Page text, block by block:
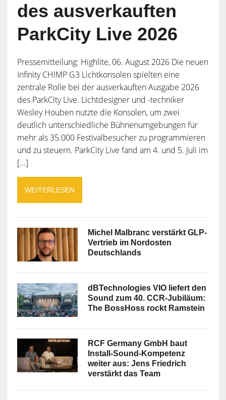
des ausverkauften
ParkCity Live 2026
Pressemitteilung: Highlite, 06. August 2026 Die neuen
Infinity CHIMP G3 Lichtkonsolen spielten eine
zentrale Rolle bei der ausverkauften Ausgabe 2026
des ParkCity Live. Lichtdesigner und -techniker
Wesley Houben nutzte die Konsolen, um zwei
deutlich unterschiedliche Bühnenumgebungen für
mehr als 35.000 Festivalbesucher zu programmieren
und zu steuern. ParkCity Live fand am 4. und 5. Juli im
[...]
WEITERLESEN
Michel Malbranc verstärkt GLP-
Vertrieb im Nordosten
Deutschlands
dBTechnologies VIO liefert den
Sound zum 40. CCR-Jubiläum:
The BossHoss rockt Ramstein
RCF Germany GmbH baut
Install-Sound-Kompetenz
weiter aus: Jens Friedrich
verstärkt das Team